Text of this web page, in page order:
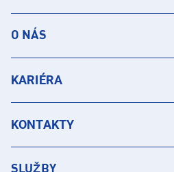
O NÁS
KARIÉRA
KONTAKTY
SLUŽBY